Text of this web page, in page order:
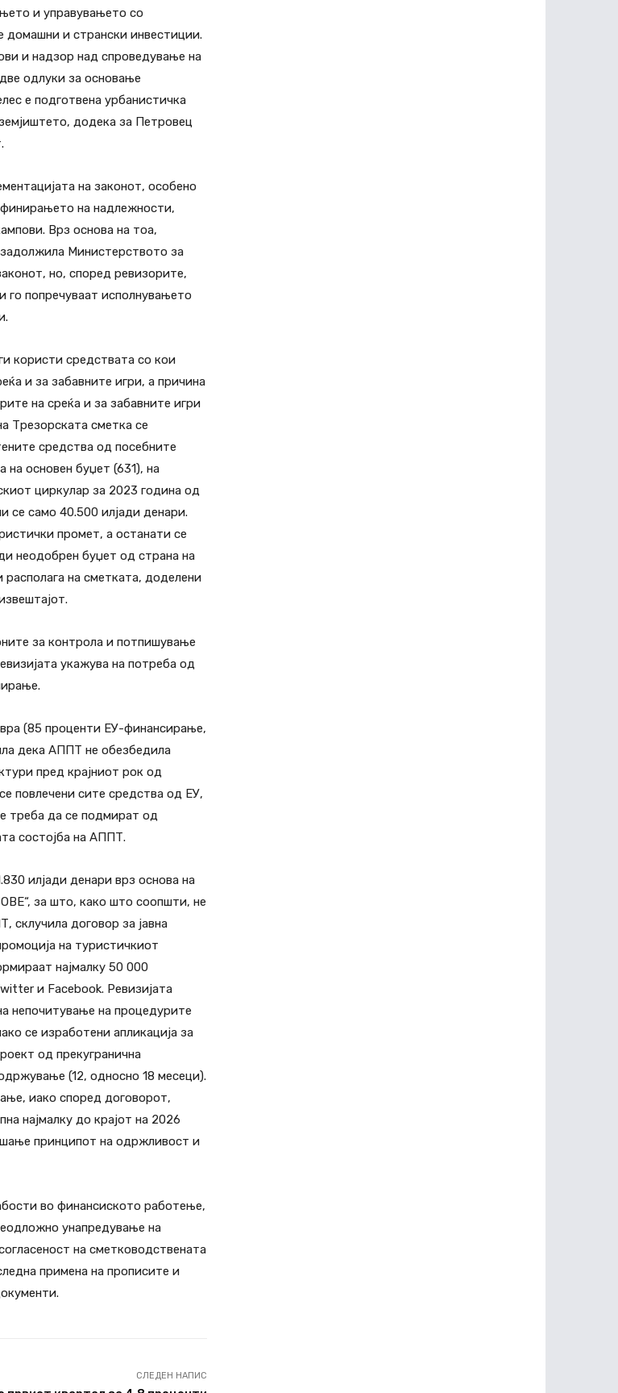
и управувањето со
домашни и странски инвестиции.
и надзор над спроведување на
одлуки за основање
е подготвена урбанистичка
додека за Петровец
на законот, особено
на надлежности,
Врз основа на тоа,
Министерството за
но, според ревизорите,
го попречуваат исполнувањето
користи средствата со кои
и за забавните игри, а причина
на среќа и за забавните игри
Трезорската сметка се
средства од посебните
основен буџет (631), на
циркулар за 2023 година од
се само 40.500 илјади денари.
промет, а останати се
неодобрен буџет од страна на
на сметката, доделени
за контрола и потпишување
укажува на потреба од
(85 проценти ЕУ-финансирање,
дека АППТ не обезбедила
пред крајниот рок од
повлечени сите средства од ЕУ,
треба да се подмират од
состојба на АППТ.
илјади денари врз основа на
за што, како што соопшти, не
склучила договор за јавна
на туристичкиот
најмалку 50 000
и Facebook. Ревизијата
непочитување на процедурите
се изработени апликација за
од прекугранична
(12, односно 18 месеци).
иако според договорот,
најмалку до крајот на 2026
принципот на одржливост и
во финансиското работење,
унапредување на
на сметководствената
примена на прописите и
СЛЕДЕН НАПИС